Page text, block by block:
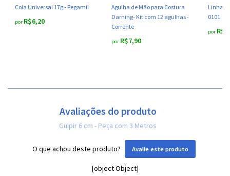
Cola Universal 17g - Pegamil
por R$6,20
Agulha de Mão para Costura
Darning- Kit com 12 agulhas -
Corrente
por R$7,90
Linha
0101
por
Avaliações do produto
Guipir 6 cm - Peça com 3 Metros
O que achou deste produto? Avalie este produto
[object Object]